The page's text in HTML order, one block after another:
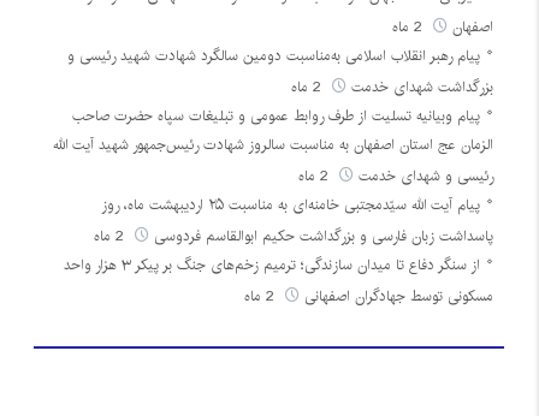
اصفهان
پیام رهبر انقلاب اسلامی به‌مناسبت دومین سالگرد شهادت شهید رئیسی و
بزرگداشت شهدای خدمت
پیام وبیانیه تسلیت از طرف روابط عمومی و تبلیغات سپاه حضرت صاحب
الزمان عج استان اصفهان به مناسبت سالروز شهادت رئیس‌جمهور شهید آیت الله
رئیسی و شهدای خدمت
پیام آیت الله سیّدمجتبی خامنه‌ای به مناسبت ۲۵ اردیبهشت ماه، روز
پاسداشت زبان فارسی و بزرگداشت حکیم ابوالقاسم فردوسی
از سنگر دفاع تا میدان سازندگی؛ ترمیم زخم‌های جنگ بر پیکر ۳ هزار واحد
مسکونی توسط جهادگران اصفهانی